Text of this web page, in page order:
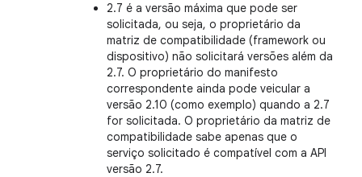
2.7 é a versão máxima que pode ser
solicitada, ou seja, o proprietário da
matriz de compatibilidade (framework ou
dispositivo) não solicitará versões além da
2.7. O proprietário do manifesto
correspondente ainda pode veicular a
versão 2.10 (como exemplo) quando a 2.7
for solicitada. O proprietário da matriz de
compatibilidade sabe apenas que o
serviço solicitado é compatível com a API
versão 2.7.